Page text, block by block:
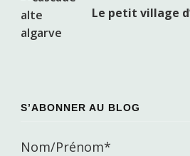
Le petit village
S’ABONNER AU BLOG
Nom/Prénom*